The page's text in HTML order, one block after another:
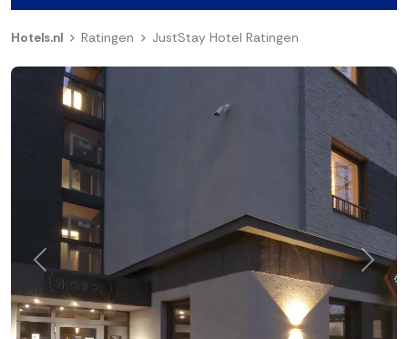
Hotels.nl Ratingen JustStay Hotel Ratingen